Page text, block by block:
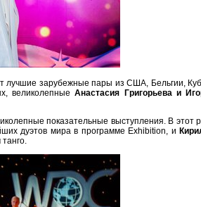
лучшие зарубежные пары из США, Бельгии,
великолепныеАнастасия Григорьева и
показательные выступления. В этот
дуэтов мира в программе Exhibition, и